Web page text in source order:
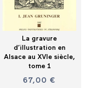
La gravure
d’illustration en
Alsace au XVIe siècle,
tome 1
67,00 €